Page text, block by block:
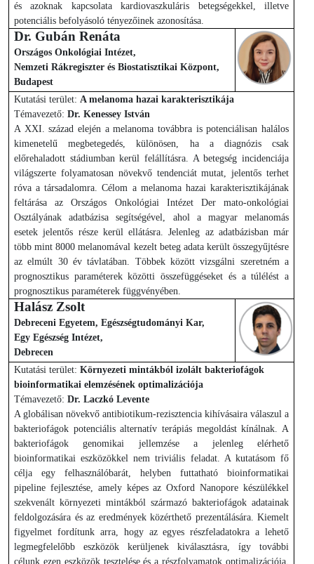
és azoknak kapcsolata kardiovaszkuláris betegségekkel, illetve
potenciális befolyásoló tényezőinek azonosítása.
Dr. Gubán Renáta
Országos Onkológiai Intézet,
Nemzeti Rákregiszter és Biostatisztikai Központ,
Budapest
Kutatási terület: A melanoma hazai karakterisztikája
Témavezető: Dr. Kenessey István
A XXI. század elején a melanoma továbbra is potenciálisan halálos
kimenetelű megbetegedés, különösen, ha a diagnózis csak
előrehaladott stádiumban kerül felállításra. A betegség incidenciája
világszerte folyamatosan növekvő tendenciát mutat, jelentős terhet
róva a társadalomra. Célom a melanoma hazai karakterisztikájának
feltárása az Országos Onkológiai Intézet Der mato-onkológiai
Osztályának adatbázisa segítségével, ahol a magyar melanomás
esetek jelentős része kerül ellátásra. Jelenleg az adatbázisban már
több mint 8000 melanomával kezelt beteg adata került összegyűjtésre
az elmúlt 30 év távlatában. Többek között vizsgálni szeretném a
prognosztikus paraméterek közötti összefüggéseket és a túlélést a
prognosztikus paraméterek függvényében.
Halász Zsolt
Debreceni Egyetem, Egészségtudományi Kar,
Egy Egészség Intézet,
Debrecen
Kutatási terület: Környezeti mintákból izolált bakteriofágok
bioinformatikai elemzésének optimalizációja
Témavezető: Dr. Laczkó Levente
A globálisan növekvő antibiotikum-rezisztencia kihívásaira válaszul a
bakteriofágok potenciális alternatív terápiás megoldást kínálnak. A
bakteriofágok genomikai jellemzése a jelenleg elérhető
bioinformatikai eszközökkel nem triviális feladat. A kutatásom fő
célja egy felhasználóbarát, helyben futtatható bioinformatikai
pipeline fejlesztése, amely képes az Oxford Nanopore készülékkel
szekvenált környezeti mintákból származó bakteriofágok adatainak
feldolgozására és az eredmények közérthető prezentálására. Kiemelt
figyelmet fordítunk arra, hogy az egyes részfeladatokra a lehető
legmegfelelőbb eszközök kerüljenek kiválasztásra, így további
célunk ezen eszközök tesztelése és a részfolyamatok optimalizációja.